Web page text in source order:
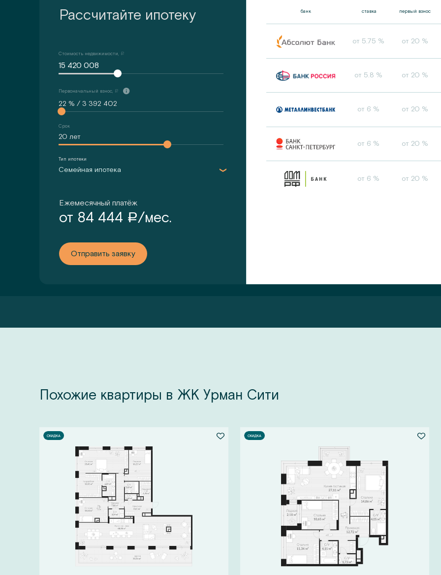
Рассчитайте ипотеку
Стоимость недвижимости, a
15 420 008
Первоначальный взнос, a
Срок
Тип ипотеки
Семейная ипотека
Ежемесячный платёж
от 84 444 a/мес.
Отправить заявку
банк ставка первый взнос
от 5.75 % от 20 %
от 5.8 % от 20 %
от 6 % от 20 %
от 6 % от 20 %
от 6 % от 20 %
Похожие квартиры в ЖК Урман Сити
СКИДКА СКИДКА